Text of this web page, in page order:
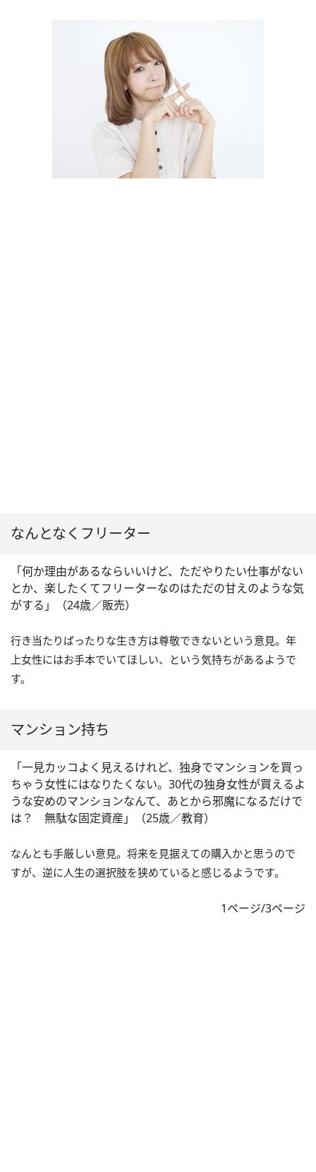
なんとなくフリーター
「何か理由があるならいいけど、ただやりたい仕事がない
とか、楽したくてフリーターなのはただの甘えのような気
がする」（24歳／販売）
行き当たりばったりな生き方は尊敬できないという意見。年
上女性にはお手本でいてほしい、という気持ちがあるようで
す。
マンション持ち
「一見カッコよく見えるけれど、独身でマンションを買っ
ちゃう女性にはなりたくない。30代の独身女性が買えるよ
うな安めのマンションなんて、あとから邪魔になるだけで
は？ 無駄な固定資産」（25歳／教育）
なんとも手厳しい意見。将来を見据えての購入かと思うので
すが、逆に人生の選択肢を狭めていると感じるようです。
1ページ/3ページ